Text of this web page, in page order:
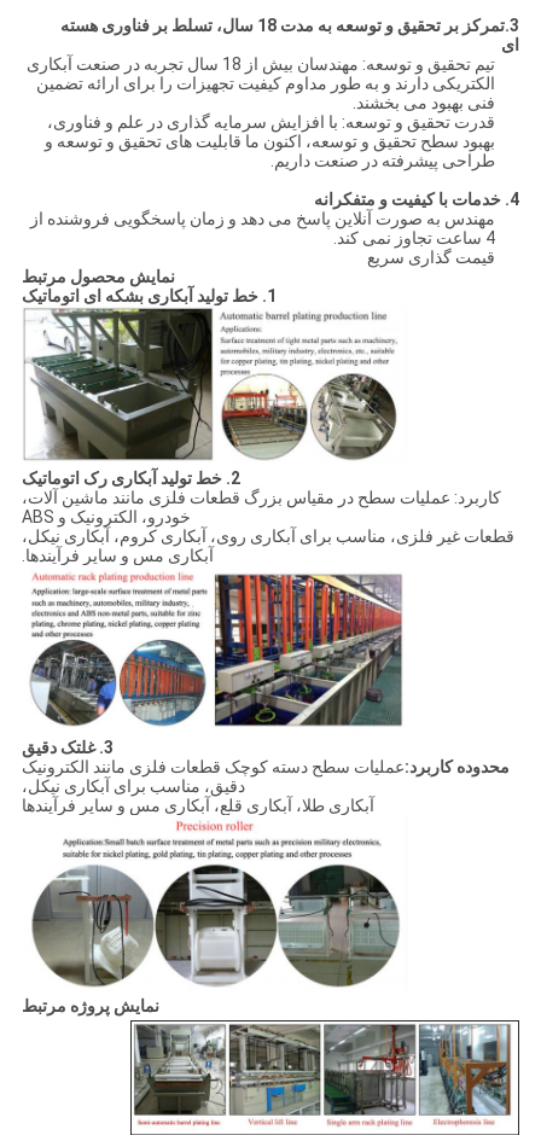
3.
تمرکز بر تحقیق و توسعه به مدت 18 سال، تسلط بر فناوری هسته
ای
تیم تحقیق و توسعه: مهندسان بیش از 18 سال تجربه در صنعت آبکاری
الکتریکی دارند و به طور مداوم کیفیت تجهیزات را برای ارائه تضمین
فنی بهبود می بخشند.
قدرت تحقیق و توسعه: با افزایش سرمایه گذاری در علم و فناوری،
بهبود سطح تحقیق و توسعه، اکنون ما قابلیت های تحقیق و توسعه و
طراحی پیشرفته در صنعت داریم.
4. خدمات با کیفیت و متفکرانه
مهندس به صورت آنلاین پاسخ می دهد و زمان پاسخگویی فروشنده از
4 ساعت تجاوز نمی کند.
قیمت گذاری سریع
نمایش محصول مرتبط
1. خط تولید آبکاری بشکه ای اتوماتیک
2. خط تولید آبکاری رک اتوماتیک
کاربرد: عملیات سطح در مقیاس بزرگ قطعات فلزی مانند ماشین آلات،
خودرو، الکترونیک و ABS
قطعات غیر فلزی، مناسب برای آبکاری روی، آبکاری کروم، آبکاری نیکل،
آبکاری مس و سایر فرآیندها.
3. غلتک دقیق
محدوده کاربرد:عملیات سطح دسته کوچک قطعات فلزی مانند الکترونیک
دقیق، مناسب برای آبکاری نیکل،
آبکاری طلا، آبکاری قلع، آبکاری مس و سایر فرآیندها
نمایش پروژه مرتبط